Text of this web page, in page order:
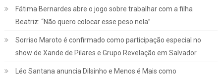
Fátima Bernardes abre o jogo sobre trabalhar com a filha
Beatriz: “Não quero colocar esse peso nela”
Sorriso Maroto é confirmado como participação especial no
show de Xande de Pilares e Grupo Revelação em Salvador
Léo Santana anuncia Dilsinho e Menos é Mais como